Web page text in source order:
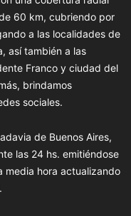
60 km, cubriendo por
a las localidades de
así también a las
Franco y ciudad del
brindamos
sociales.
de Buenos Aires,
las 24 hs. emitiéndose
media hora actualizando